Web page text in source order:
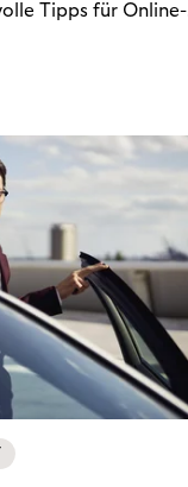
Tipps für Online-